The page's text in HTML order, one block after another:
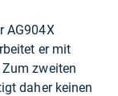
AG904X
er mit
zweiten
daher keinen